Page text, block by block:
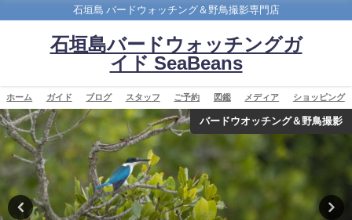
石垣島 バードウォッチング＆野鳥撮影専門店
石垣島バードウォッチングガ
イド SeaBeans
ホーム ガイド ブログ スタッフ ご予約 図鑑 メディア ショッピング
YouTube